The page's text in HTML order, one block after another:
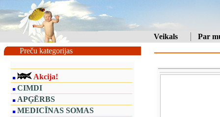
Veikals
Par
Preču kategorijas
Akcija!
CIMDI
APĢĒRBS
MEDICĪNAS SOMAS